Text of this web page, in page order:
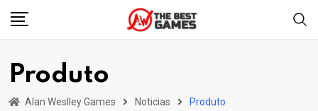
Skip
Produto
Alan Weslley Games Noticias Produto